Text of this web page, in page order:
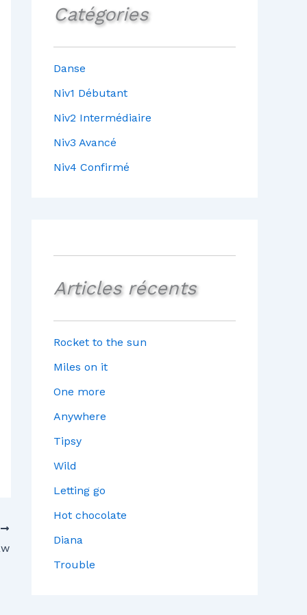
Catégories
Danse
Niv1 Débutant
Niv2 Intermédiaire
Niv3 Avancé
Niv4 Confirmé
Articles récents
Rocket to the sun
Miles on it
One more
Anywhere
Tipsy
Wild
Letting go
Hot chocolate
Diana
Trouble